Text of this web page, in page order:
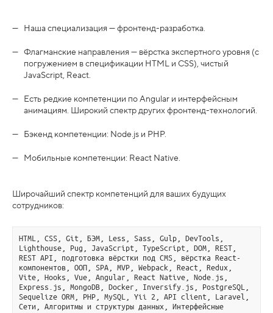
Наша специализация — фронтенд-разработка.
Флагманские направления — вёрстка экспертного уровня (с
погружением в спецификации HTML и CSS), чистый
JavaScript, React.
Есть редкие компетенции по Angular и интерфейсным
анимациям. Широкий спектр других фронтенд-технологий.
Бэкенд компетенции: Node.js и PHP.
Мобильные компетенции: React Native.
Широчайший спектр компетенций для ваших будущих
сотрудников:
HTML, CSS, Git, БЭМ, Less, Sass, Gulp, DevTools,
Lighthouse, Pug, JavaScript, TypeScript, DOM, REST,
REST API, подготовка вёрстки под CMS, вёрстка React-
компонентов, ООП, SPA, MVP, Webpack, React, Redux,
Vite, Hooks, Vue, Angular, React Native, Node.js,
Express.js, MongoDB, Docker, Inversify.js, PostgreSQL,
Sequelize ORM, PHP, MySQL, Yii 2, API client, Laravel,
Сети, Алгоритмы и структуры данных, Интерфейсные